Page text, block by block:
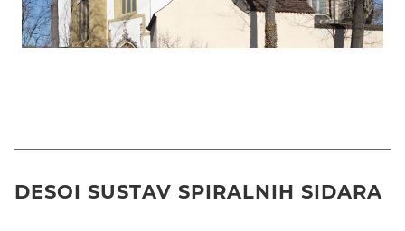
DESOI SUSTAV SPIRALNIH SIDARA